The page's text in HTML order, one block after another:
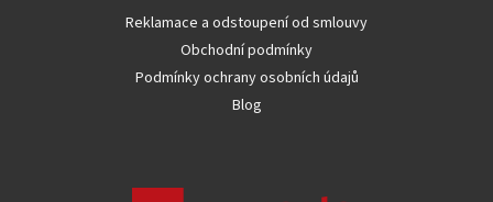
Reklamace a odstoupení od smlouvy
Obchodní podmínky
Podmínky ochrany osobních údajů
Blog